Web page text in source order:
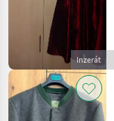
Inzerát